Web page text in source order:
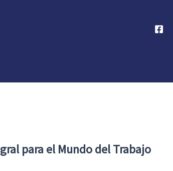
para el Mundo del Trabajo